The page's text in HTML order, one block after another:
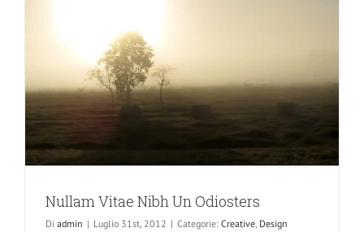
Nullam Vitae Nibh Un Odiosters
Di admin | Luglio 31st, 2012 | Categorie: Creative Design